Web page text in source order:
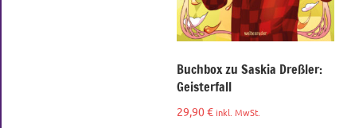
Buchbox zu Saskia Dreßler:
Geisterfall
29,90€inkl. MwSt.